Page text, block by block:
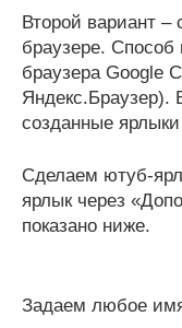
Второй вариант –
браузере.
браузера Google
Яндекс.Браузер).
созданные
Сделаем ютуб-
ярлык через
показано ниже.
Задаем любое